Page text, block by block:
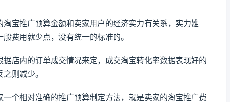
淘宝推广预算金额和卖家用户的经济实力有关系，实力雄
费用就少点，没有统一的标准的。
店内的订单成交情况来定，成交淘宝转化率数据表现好的
则减少。
个相对准确的推广预算制定方法，就是卖家的淘宝推广费